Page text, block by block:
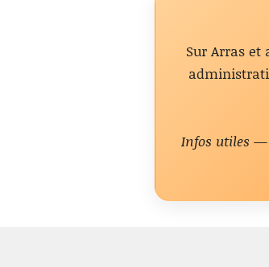
Sur Arras et
Infos utiles —